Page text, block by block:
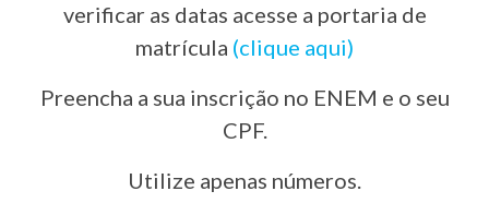
verificar as datas acesse a portaria de
matrícula (clique aqui)
Preencha a sua inscrição no ENEM e o seu
CPF.
Utilize apenas números.